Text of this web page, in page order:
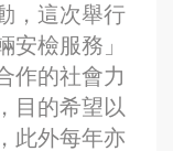
，這次舉行
安檢服務」
作的社會力
目的希望以
此外每年亦